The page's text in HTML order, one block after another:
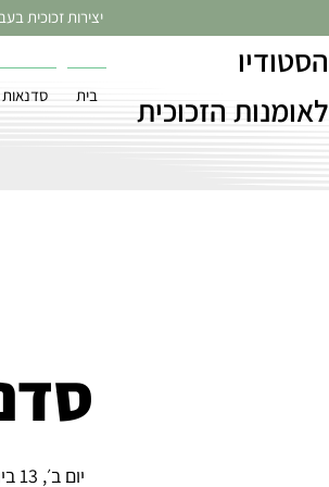
בית סדנאות
הסטודיו
לאומנות הזכוכית
יצירות זכוכית בעבודת
יום ב׳, 13 ביולי